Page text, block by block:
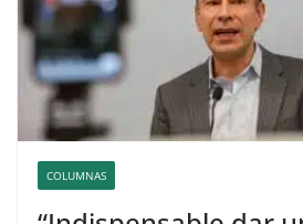
COLUMNAS